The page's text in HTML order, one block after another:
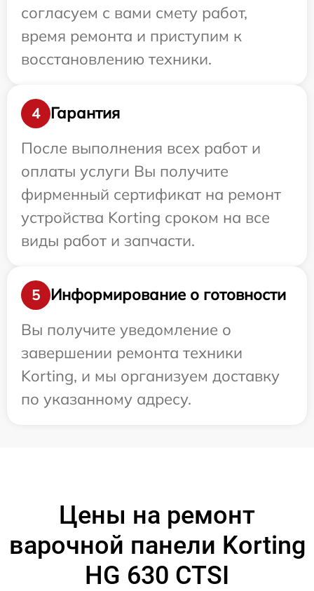
согласуем с вами смету работ,
время ремонта и приступим к
восстановлению техники.
4
Гарантия
После выполнения всех работ и
оплаты услуги Вы получите
фирменный сертификат на ремонт
устройства Korting сроком на все
виды работ и запчасти.
5
Информирование о готовности
Вы получите уведомление о
завершении ремонта техники
Korting, и мы организуем доставку
по указанному адресу.
Цены на ремонт
варочной панели Korting
HG 630 CTSI